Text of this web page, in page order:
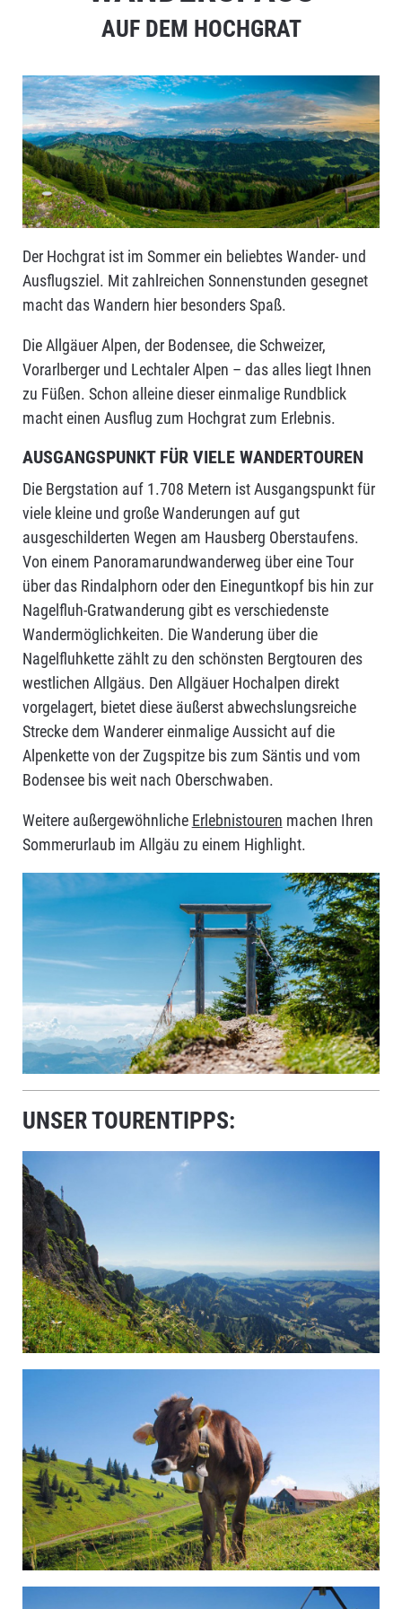
HOCHGRATAUF DEM HOCHGRAT
Der Hochgrat ist im Sommer ein beliebtes Wander- und
Ausflugsziel. Mit zahlreichen Sonnenstunden gesegnet
macht das Wandern hier besonders Spaß.
Die Allgäuer Alpen, der Bodensee, die Schweizer,
Vorarlberger und Lechtaler Alpen – das alles liegt Ihnen
zu Füßen. Schon alleine dieser einmalige Rundblick
macht einen Ausflug zum Hochgrat zum Erlebnis.
AUSGANGSPUNKT FÜR VIELE WANDERTOUREN
Die Bergstation auf 1.708 Metern ist Ausgangspunkt für
viele kleine und große Wanderungen auf gut
ausgeschilderten Wegen am Hausberg Oberstaufens.
Von einem Panoramarundwanderweg über eine Tour
über das Rindalphorn oder den Eineguntkopf bis hin zur
Nagelfluh-Gratwanderung gibt es verschiedenste
Wandermöglichkeiten. Die Wanderung über die
Nagelfluhkette zählt zu den schönsten Bergtouren des
westlichen Allgäus. Den Allgäuer Hochalpen direkt
vorgelagert, bietet diese äußerst abwechslungsreiche
Strecke dem Wanderer einmalige Aussicht auf die
Alpenkette von der Zugspitze bis zum Säntis und vom
Bodensee bis weit nach Oberschwaben.
Weitere außergewöhnliche Erlebnistouren machen Ihren
Sommerurlaub im Allgäu zu einem Highlight.
UNSER TOURENTIPPS: